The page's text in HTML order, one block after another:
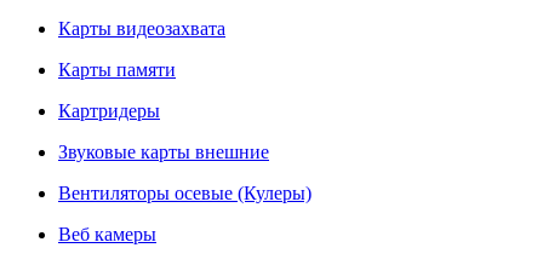
Карты видеозахвата
Карты памяти
Картридеры
Звуковые карты внешние
Вентиляторы осевые (Кулеры)
Веб камеры